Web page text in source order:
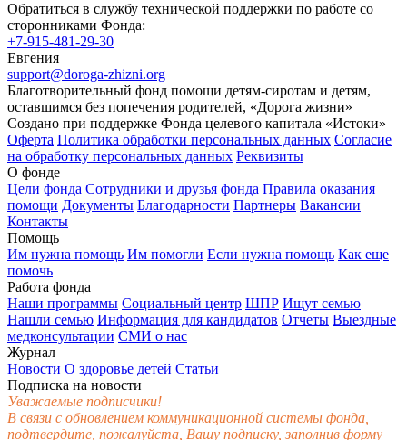
Обратиться в службу технической поддержки по работе со
сторонниками Фонда:
+7-915-481-29-30
Евгения
support@doroga-zhizni.org
Благотворительный фонд помощи детям-сиротам и детям,
оставшимся без попечения родителей, «Дорога жизни»
Создано при поддержке Фонда целевого капитала «Истоки»
Оферта Политика обработки персональных данных Согласие
на обработку персональных данных Реквизиты
О фонде
Цели фонда Сотрудники и друзья фонда Правила оказания
помощи Документы Благодарности Партнеры Вакансии
Контакты
Помощь
Им нужна помощь Им помогли Если нужна помощь Как еще
помочь
Работа фонда
Наши программы Социальный центр ШПР Ищут семью
Нашли семью Информация для кандидатов Отчеты Выездные
медконсультации СМИ о нас
Журнал
Новости О здоровье детей Статьи
Подписка на новости
Уважаемые подписчики!
В связи с обновлением коммуникационной системы фонда,
подтвердите, пожалуйста, Вашу подписку, заполнив форму